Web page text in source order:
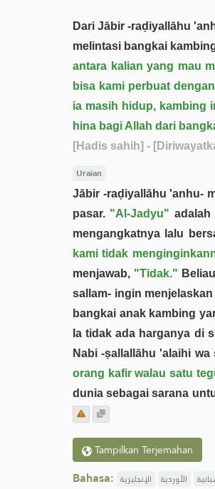
Dari Jābir -raḍiyallāhu
melintasi bangkai
antara kalian yang mau
bisa kami perbuat
ia masih hidup, kambing
hina bagi Allah dari
[Hadis sahih] -
Uraian
Jābir -raḍiyallāhu 'anhu-
pasar. "Al-Jadyu" adalah
mengangkatnya lalu
kami tidak
menjawab, "Tidak."
sallam- ingin
bangkai anak kambing
Ia tidak ada harganya di
Nabi -ṣallallāhu 'alaihi wa
orang kafir walau satu
dunia sebagai sarana
Tampilkan Terjemahan
Bahasa: الإنجليزية الأوردية